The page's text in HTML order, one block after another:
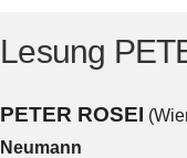
Lesung
PETER ROSEI
Neumann